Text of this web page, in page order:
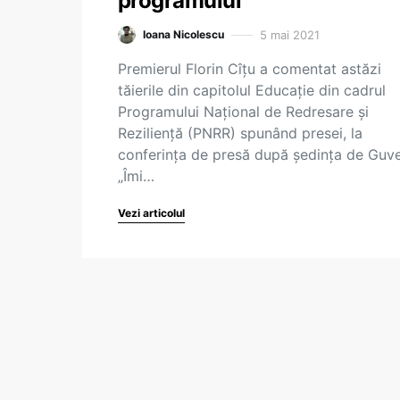
Ioana Nicolescu 5 mai 2021
Premierul Florin Cîțu a comentat astăzi
tăierile din capitolul Educație din cadrul
Programului Național de Redresare și
Reziliență (PNRR) spunând presei, la
conferința de presă după ședința de
„Îmi…
Vezi articolul